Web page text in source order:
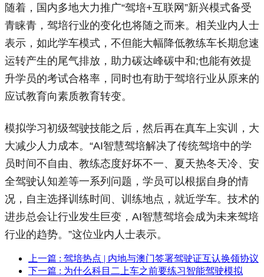
随着，国内多地大力推广“驾培+互联网”新兴模式备受
青睐青，驾培行业的变化也将随之而来。相关业内人士
表示，如此学车模式，不但能大幅降低教练车长期怠速
运转产生的尾气排放，助力碳达峰碳中和;也能有效提
升学员的考试合格率，同时也有助于驾培行业从原来的
应试教育向素质教育转变。
模拟学习初级驾驶技能之后，然后再在真车上实训，大
大减少人力成本。“AI智慧驾培解决了传统驾培中的学
员时间不自由、教练态度好坏不一、夏天热冬天冷、安
全驾驶认知差等一系列问题，学员可以根据自身的情
况，自主选择训练时间、训练地点，就近学车。技术的
进步总会让行业发生巨变，AI智慧驾培会成为未来驾培
行业的趋势。”这位业内人士表示。
上一篇 : 驾培热点 | 内地与澳门签署驾驶证互认换领协议
下一篇 : 为什么科目二上车之前要练习智能驾驶模拟